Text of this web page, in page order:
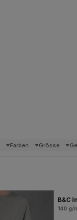
Farben Grösse
B&C
140 g/